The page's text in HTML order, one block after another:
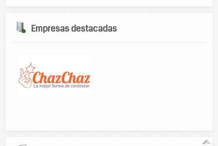
Empresas destacadas